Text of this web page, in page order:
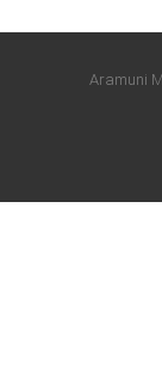
Aramuni